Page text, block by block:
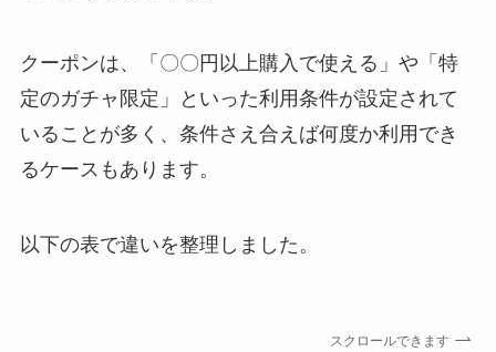
クーポンは、「〇〇円以上購入で使える」や「特
定のガチャ限定」といった利用条件が設定されて
いることが多く、条件さえ合えば何度か利用でき
るケースもあります。
以下の表で違いを整理しました。
スクロールできます